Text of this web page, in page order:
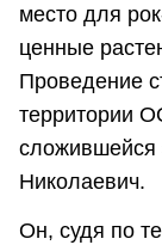
место для
ценные
Проведение
территории
сложившейся
Николаевич.
Он, судя по